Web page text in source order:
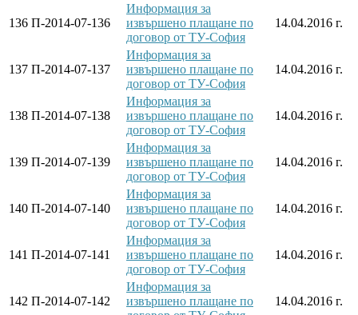
136 П-2014-07-136
Информация за
извършено плащане по
договор от ТУ-София
14.04.2016 г.
137 П-2014-07-137
Информация за
извършено плащане по
договор от ТУ-София
14.04.2016 г.
138 П-2014-07-138
Информация за
извършено плащане по
договор от ТУ-София
14.04.2016 г.
139 П-2014-07-139
Информация за
извършено плащане по
договор от ТУ-София
14.04.2016 г.
140 П-2014-07-140
Информация за
извършено плащане по
договор от ТУ-София
14.04.2016 г.
141 П-2014-07-141
Информация за
извършено плащане по
договор от ТУ-София
14.04.2016 г.
142 П-2014-07-142
Информация за
извършено плащане по
14.04.2016 г.